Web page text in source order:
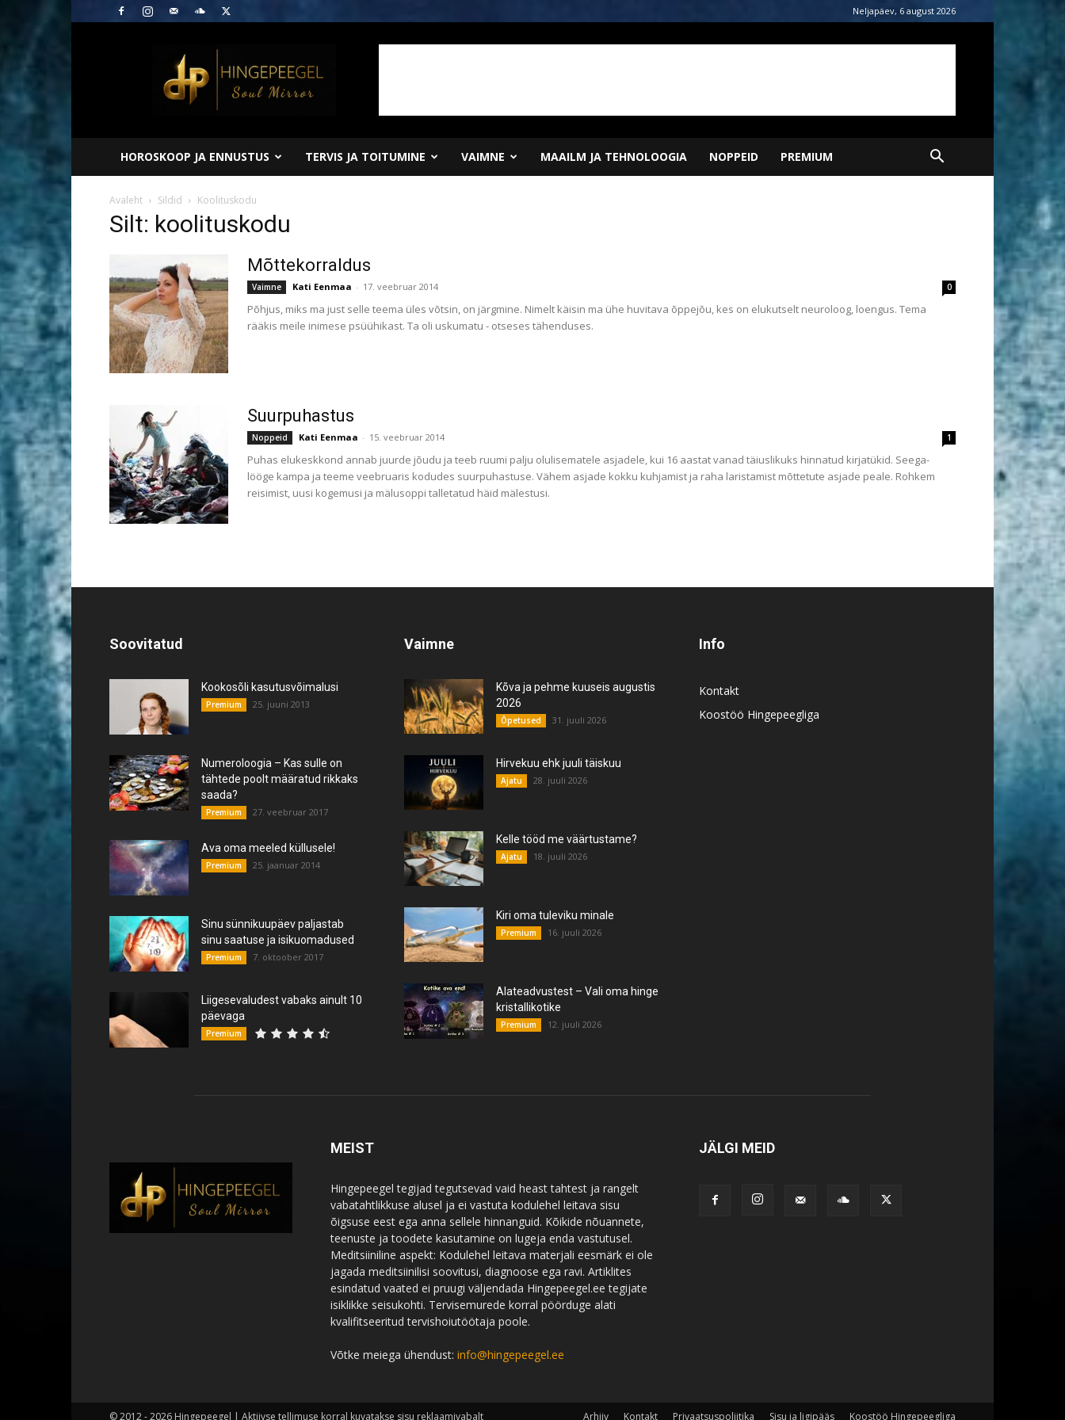
Neljapäev, 6 august 2026
Hingepeegel
HOROSKOOP JA ENNUSTUS TERVIS JA TOITUMINE VAIMNE MAAILM JA TEHNOLOOGIA NOPPEID PREMIUM
Avaleht Sildid Koolituskodu
Silt: koolituskodu
Mõttekorraldus
Vaimne Kati Eenmaa - 17. veebruar 2014 0
Põhjus, miks ma just selle teema üles võtsin, on järgmine. Nimelt käisin ma ühe huvitava õppejõu, kes on elukutselt neuroloog, loengus. Tema
rääkis meile inimese psüühikast. Ta oli uskumatu - otseses tähenduses.
Suurpuhastus
Noppeid Kati Eenmaa - 15. veebruar 2014 1
Puhas elukeskkond annab juurde jõudu ja teeb ruumi palju olulisematele asjadele, kui 16 aastat vanad täiuslikuks hinnatud kirjatükid. Seega-
lööge kampa ja teeme veebruaris kodudes suurpuhastuse. Vähem asjade kokku kuhjamist ja raha laristamist mõttetute asjade peale. Rohkem
reisimist, uusi kogemusi ja mälusoppi talletatud häid mälestusi.
Soovitatud
Kookosõli kasutusvõimalusi
Premium 25. juuni 2013
Numeroloogia – Kas sulle on
tähtede poolt määratud rikkaks
saada?
Premium 27. veebruar 2017
Ava oma meeled küllusele!
Premium 25. jaanuar 2014
Sinu sünnikuupäev paljastab
sinu saatuse ja isikuomadused
Premium 7. oktoober 2017
Liigesevaludest vabaks ainult 10
päevaga
Premium
Vaimne
Kõva ja pehme kuuseis augustis
2026
Õpetused 31. juuli 2026
Hirvekuu ehk juuli täiskuu
Ajatu 28. juuli 2026
Kelle tööd me väärtustame?
Ajatu 18. juuli 2026
Kiri oma tuleviku minale
Premium 16. juuli 2026
Alateadvustest – Vali oma hinge
kristallikotike
Premium 12. juuli 2026
Info
Kontakt
Koostöö Hingepeegliga
MEIST
Hingepeegel tegijad tegutsevad vaid heast tahtest ja rangelt
vabatahtlikkuse alusel ja ei vastuta kodulehel leitava sisu
õigsuse eest ega anna sellele hinnanguid. Kõikide nõuannete,
teenuste ja toodete kasutamine on lugeja enda vastutusel.
Meditsiiniline aspekt: Kodulehel leitava materjali eesmärk ei ole
jagada meditsiinilisi soovitusi, diagnoose ega ravi. Artiklites
esindatud vaated ei pruugi väljendada Hingepeegel.ee tegijate
isiklikke seisukohti. Tervisemurede korral pöörduge alati
kvalifitseeritud tervishoiutöötaja poole.
Võtke meiega ühendust: info@hingepeegel.ee
JÄLGI MEID
Arhiiv Kontakt Privaatsuspoliitika Sisu ja ligipääs Koostöö Hingepeegliga
© 2012 - 2026 Hingepeegel | Aktiivse tellimuse korral kuvatakse sisu reklaamivabalt